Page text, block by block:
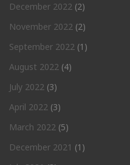
December 2022 (2)
November 2022 (2)
September 2022 (1)
August 2022 (4)
July 2022 (3)
April 2022 (3)
March 2022 (5)
December 2021 (1)